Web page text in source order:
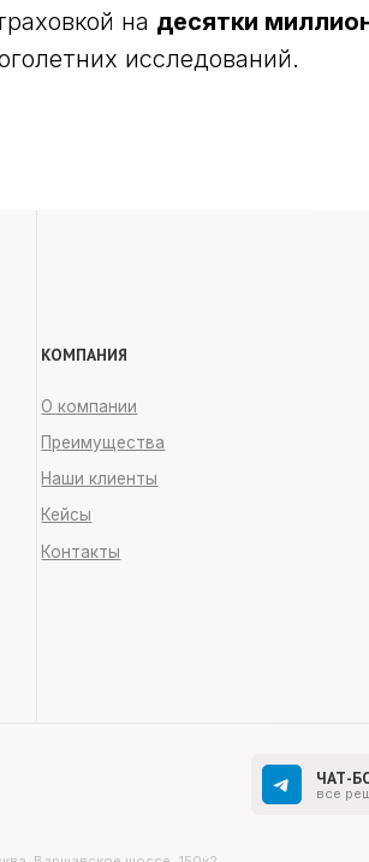
на десятки
исследований.
шоссе, 150к2